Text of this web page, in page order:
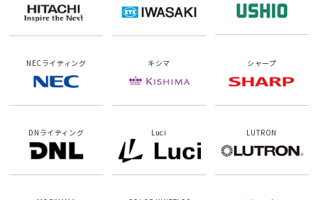
NECライティング キシマ シャープ
DNライティング Luci LUTRON